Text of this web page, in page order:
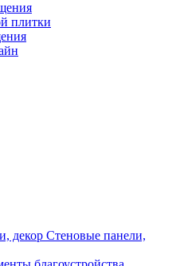
плитки
Стеновые панели,